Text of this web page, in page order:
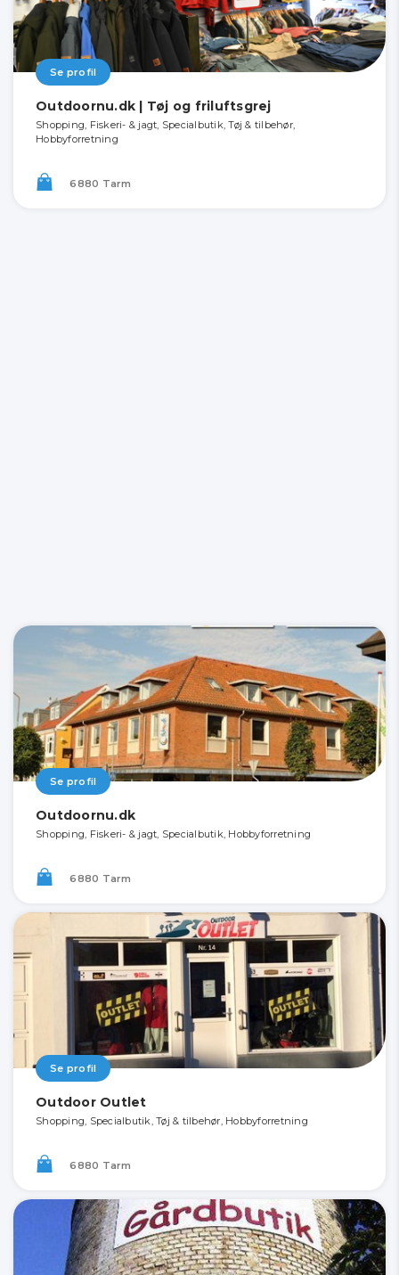
Se profil
Outdoornu.dk | Tøj og friluftsgrej
Shopping, Fiskeri- & jagt, Specialbutik, Tøj & tilbehør,
Hobbyforretning
6880 Tarm
Se profil
Outdoornu.dk
Shopping, Fiskeri- & jagt, Specialbutik, Hobbyforretning
6880 Tarm
Se profil
Outdoor Outlet
Shopping, Specialbutik, Tøj & tilbehør, Hobbyforretning
6880 Tarm